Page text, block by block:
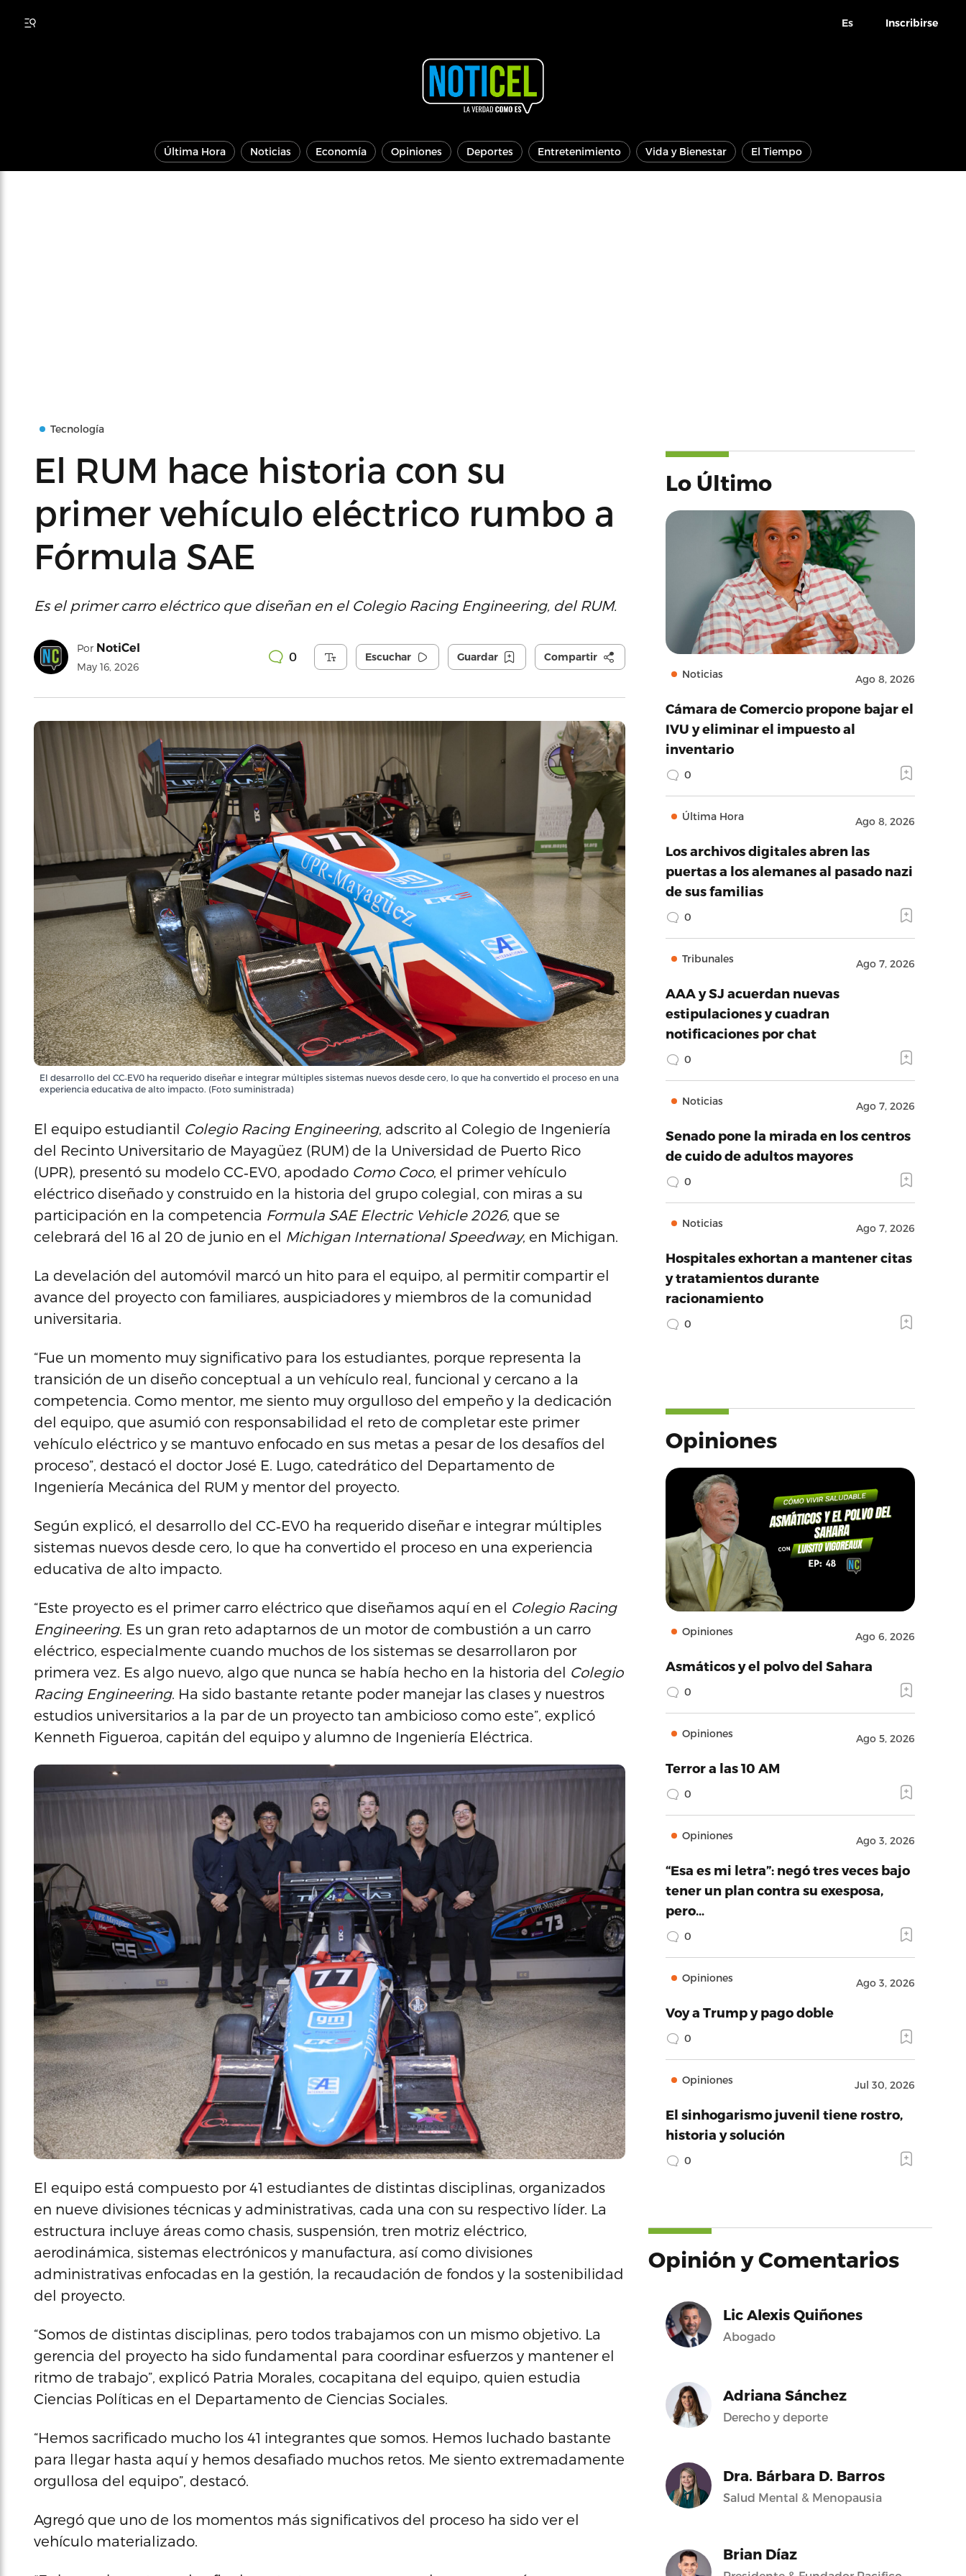
Es Inscribirse
Última Hora Noticias Economía Opiniones Deportes Entretenimiento Vida y Bienestar El Tiempo
Tecnología
El RUM hace historia con su
primer vehículo eléctrico rumbo a
Fórmula SAE
Es el primer carro eléctrico que diseñan en el Colegio Racing Engineering, del RUM.
Por NotiCel
May 16, 2026
0 Escuchar Guardar Compartir
El desarrollo del CC‑EV0 ha requerido diseñar e integrar múltiples sistemas nuevos desde cero, lo que ha convertido el proceso en una
experiencia educativa de alto impacto. (Foto suministrada)
El equipo estudiantil Colegio Racing Engineering, adscrito al Colegio de Ingeniería
del Recinto Universitario de Mayagüez (RUM) de la Universidad de Puerto Rico
(UPR), presentó su modelo CC‑EV0, apodado Como Coco, el primer vehículo
eléctrico diseñado y construido en la historia del grupo colegial, con miras a su
participación en la competencia Formula SAE Electric Vehicle 2026, que se
celebrará del 16 al 20 de junio en el Michigan International Speedway, en Michigan.
La develación del automóvil marcó un hito para el equipo, al permitir compartir el
avance del proyecto con familiares, auspiciadores y miembros de la comunidad
universitaria.
“Fue un momento muy significativo para los estudiantes, porque representa la
transición de un diseño conceptual a un vehículo real, funcional y cercano a la
competencia. Como mentor, me siento muy orgulloso del empeño y la dedicación
del equipo, que asumió con responsabilidad el reto de completar este primer
vehículo eléctrico y se mantuvo enfocado en sus metas a pesar de los desafíos del
proceso”, destacó el doctor José E. Lugo, catedrático del Departamento de
Ingeniería Mecánica del RUM y mentor del proyecto.
Según explicó, el desarrollo del CC‑EV0 ha requerido diseñar e integrar múltiples
sistemas nuevos desde cero, lo que ha convertido el proceso en una experiencia
educativa de alto impacto.
“Este proyecto es el primer carro eléctrico que diseñamos aquí en el Colegio Racing
Engineering. Es un gran reto adaptarnos de un motor de combustión a un carro
eléctrico, especialmente cuando muchos de los sistemas se desarrollaron por
primera vez. Es algo nuevo, algo que nunca se había hecho en la historia del Colegio
Racing Engineering. Ha sido bastante retante poder manejar las clases y nuestros
estudios universitarios a la par de un proyecto tan ambicioso como este”, explicó
Kenneth Figueroa, capitán del equipo y alumno de Ingeniería Eléctrica.
El equipo está compuesto por 41 estudiantes de distintas disciplinas, organizados
en nueve divisiones técnicas y administrativas, cada una con su respectivo líder. La
estructura incluye áreas como chasis, suspensión, tren motriz eléctrico,
aerodinámica, sistemas electrónicos y manufactura, así como divisiones
administrativas enfocadas en la gestión, la recaudación de fondos y la sostenibilidad
del proyecto.
“Somos de distintas disciplinas, pero todos trabajamos con un mismo objetivo. La
gerencia del proyecto ha sido fundamental para coordinar esfuerzos y mantener el
ritmo de trabajo”, explicó Patria Morales, cocapitana del equipo, quien estudia
Ciencias Políticas en el Departamento de Ciencias Sociales.
“Hemos sacrificado mucho los 41 integrantes que somos. Hemos luchado bastante
para llegar hasta aquí y hemos desafiado muchos retos. Me siento extremadamente
orgullosa del equipo”, destacó.
Agregó que uno de los momentos más significativos del proceso ha sido ver el
vehículo materializado.
Lo Último
Noticias Ago 8, 2026
Cámara de Comercio propone bajar el
IVU y eliminar el impuesto al
inventario
0
Última Hora Ago 8, 2026
Los archivos digitales abren las
puertas a los alemanes al pasado nazi
de sus familias
0
Tribunales Ago 7, 2026
AAA y SJ acuerdan nuevas
estipulaciones y cuadran
notificaciones por chat
0
Noticias Ago 7, 2026
Senado pone la mirada en los centros
de cuido de adultos mayores
0
Noticias Ago 7, 2026
Hospitales exhortan a mantener citas
y tratamientos durante
racionamiento
0
Opiniones
Opiniones Ago 6, 2026
Asmáticos y el polvo del Sahara
0
Opiniones Ago 5, 2026
Terror a las 10 AM
0
Opiniones Ago 3, 2026
“Esa es mi letra”: negó tres veces bajo
tener un plan contra su exesposa,
pero…
0
Opiniones Ago 3, 2026
Voy a Trump y pago doble
0
Opiniones Jul 30, 2026
El sinhogarismo juvenil tiene rostro,
historia y solución
0
Opinión y Comentarios
Lic Alexis Quiñones
Abogado
Adriana Sánchez
Derecho y deporte
Dra. Bárbara D. Barros
Salud Mental & Menopausia
Brian Díaz